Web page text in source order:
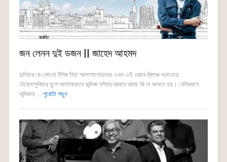
জন লেনন দুই ডজন || জাহেদ আহমদ
দুনিয়ার যে-কোনো টপিক নিয়া আলাপালোচনায় এখন এই ওয়ান-ক্লিক-অ্যাওয়ে
টেক্নোসুবিধার যুগে আলাদাভাবে ভূমিকা ফাঁদার দরকার আছে কি না ভাবতে হয়। বেশিরভাগ
ভূমিকায় ... পুরোটা পড়ুন